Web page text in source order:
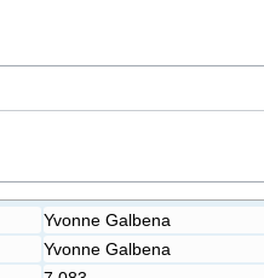
Yvonne Galbena
Yvonne Galbena